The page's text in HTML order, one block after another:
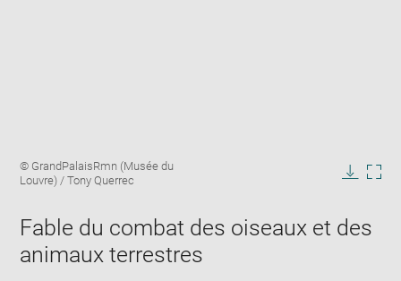
window
Image
caption:
© GrandPalaisRmn (Musée du
Louvre) / Tony Querrec
Fable du combat des oiseaux et des
animaux terrestres